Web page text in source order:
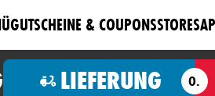
GUTSCHEINE & COUPONSSTORES
LIEFERUNG O.